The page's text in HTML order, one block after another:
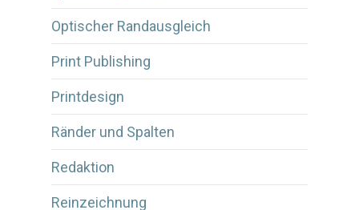
Optischer Randausgleich
Print Publishing
Printdesign
Ränder und Spalten
Redaktion
Reinzeichnung